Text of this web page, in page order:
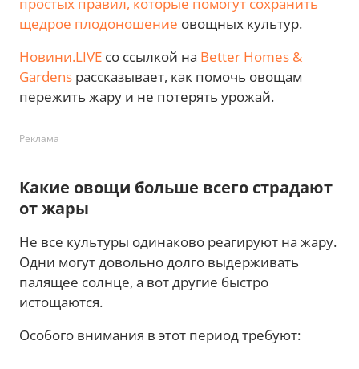
щедрое плодоношение овощных культур.
Новини.LIVE со ссылкой на Better Homes &
Gardens рассказывает, как помочь овощам
пережить жару и не потерять урожай.
Реклама
Какие овощи больше всего страдают
от жары
Не все культуры одинаково реагируют на жару.
Одни могут довольно долго выдерживать
палящее солнце, а вот другие быстро
истощаются.
Особого внимания в этот период требуют: